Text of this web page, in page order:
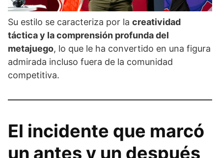
Su estilo se caracteriza por la creatividad
táctica y la comprensión profunda del
metajuego, lo que le ha convertido en una figura
admirada incluso fuera de la comunidad
competitiva.
El incidente que marcó
un antes y un después